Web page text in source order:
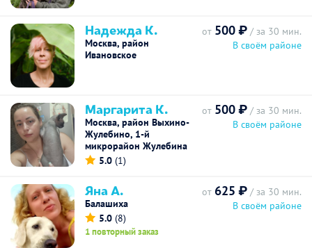
Надежда К.
Москва, район
Ивановское
от 500 ₽ / за 30 мин.
В своём районе
Маргарита К.
Москва, район Выхино-
Жулебино, 1-й
микрорайон Жулебина
5.0 (1)
от 500 ₽ / за 30 мин.
В своём районе
Яна А.
Балашиха
5.0 (8)
1 повторный заказ
от 625 ₽ / за 30 мин.
В своём районе